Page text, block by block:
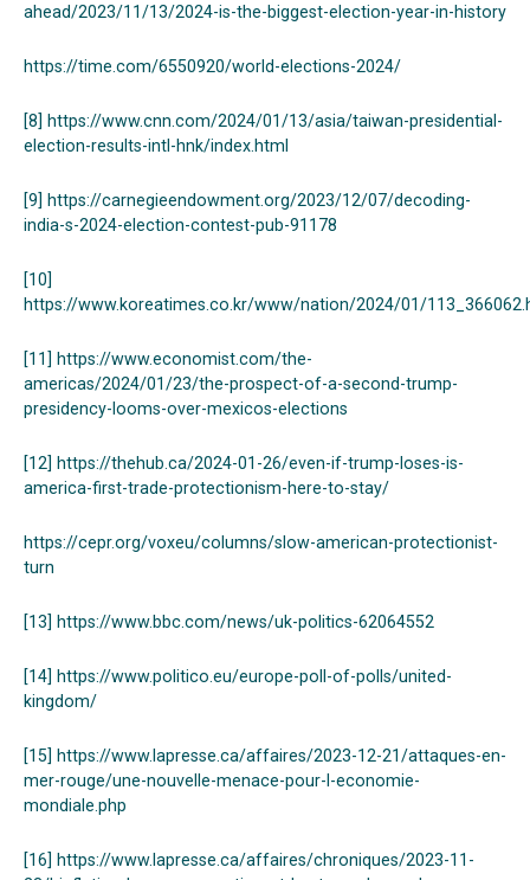
ahead/2023/11/13/2024-is-the-biggest-election-year-in-history
https://time.com/6550920/world-elections-2024/
[8] https://www.cnn.com/2024/01/13/asia/taiwan-presidential-
election-results-intl-hnk/index.html
[9] https://carnegieendowment.org/2023/12/07/decoding-
india-s-2024-election-contest-pub-91178
[10]
https://www.koreatimes.co.kr/www/nation/2024/01/
[11] https://www.economist.com/the-
americas/2024/01/23/the-prospect-of-a-second-trump-
presidency-looms-over-mexicos-elections
[12] https://thehub.ca/2024-01-26/even-if-trump-loses-is-
america-first-trade-protectionism-here-to-stay/
https://cepr.org/voxeu/columns/slow-american-protectionist-
turn
[13] https://www.bbc.com/news/uk-politics-62064552
[14] https://www.politico.eu/europe-poll-of-polls/united-
kingdom/
[15] https://www.lapresse.ca/affaires/2023-12-21/attaques-en-
mer-rouge/une-nouvelle-menace-pour-l-economie-
mondiale.php
[16] https://www.lapresse.ca/affaires/chroniques/2023-11-